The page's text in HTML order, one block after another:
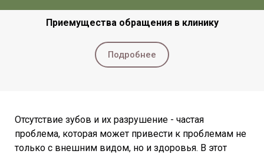
Приемущества обращения в клинику
Подробнее
Отсутствие зубов и их разрушение - частая
проблема, которая может привести к проблемам не
только с внешним видом, но и здоровья. В этот